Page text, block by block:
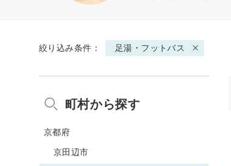
絞り込み条件： 足湯・フットバス
町村から探す
京都府
京田辺市